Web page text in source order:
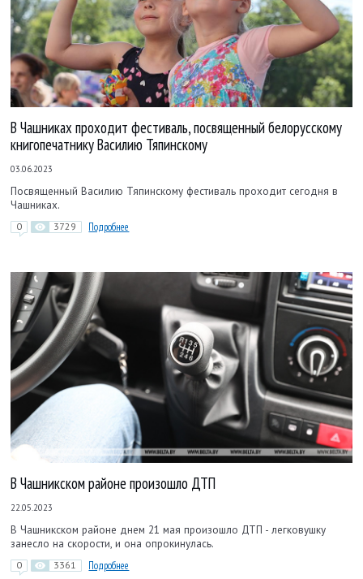
В Чашниках проходит фестиваль, посвященный белорусскому
книгопечатнику Василию Тяпинскому
03.06.2023
Посвященный Василию Тяпинскому фестиваль проходит сегодня в
Чашниках.
0 3729 Подробнее
В Чашникском районе произошло ДТП
22.05.2023
В Чашникском районе днем 21 мая произошло ДТП - легковушку
занесло на скорости, и она опрокинулась.
0 3361 Подробнее